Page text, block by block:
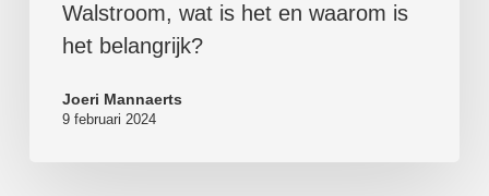
Walstroom, wat is het en waarom is
het belangrijk?
Joeri Mannaerts
9 februari 2024